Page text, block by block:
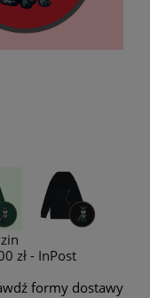
zł - InPost
płatności
formy dostawy